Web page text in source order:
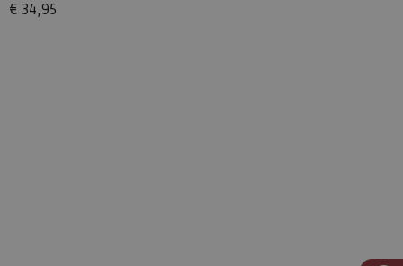
€ 34,95